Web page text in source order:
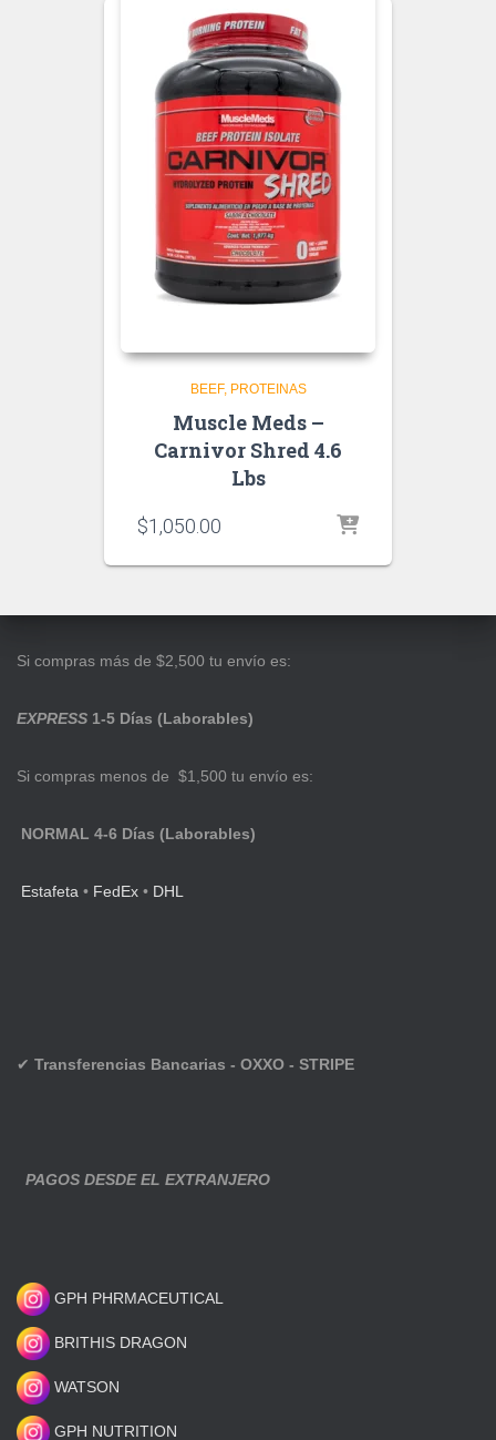
BEEF PROTEINAS
Muscle Meds –
Carnivor Shred 4.6
Lbs
$1,050.00
Si compras más de $2,500 tu envío es:
EXPRESS 1-5 Días (Laborables)
Si compras menos de $1,500 tu envío es:
NORMAL 4-6 Días (Laborables)
Estafeta • FedEx • DHL
✔ Transferencias Bancarias - OXXO - STRIPE
PAGOS DESDE EL EXTRANJERO
GPH PHRMACEUTICAL
BRITHIS DRAGON
WATSON
GPH NUTRITION